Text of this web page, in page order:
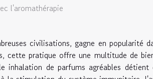
l'aromathérapie
civilisations, gagne en popularité
cette pratique offre une multitude de
inhalation de parfums agréables